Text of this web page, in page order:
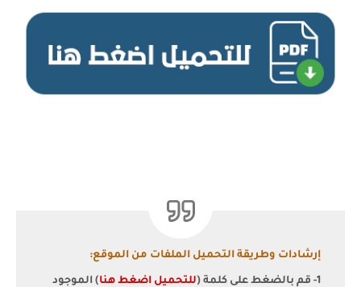
إرشادات وطريقة التحميل الملفات من الموقع:
1- قم بالضغط على كلمة ( للتحميل اضغط هنا) الموجود